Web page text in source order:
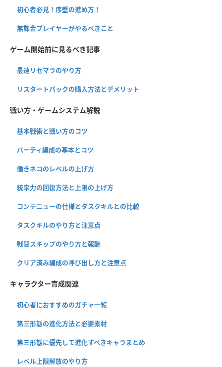
初心者必見！序盤の進め方！
無課金プレイヤーがやるべきこと
ゲーム開始前に見るべき記事
最速リセマラのやり方
リスタートパックの購入方法とデメリット
戦い方・ゲームシステム解説
基本戦術と戦い方のコツ
パーティ編成の基本とコツ
働きネコのレベルの上げ方
統率力の回復方法と上限の上げ方
コンテニューの仕様とタスクキルとの比較
タスクキルのやり方と注意点
戦闘スキップのやり方と報酬
クリア済み編成の呼び出し方と注意点
キャラクター育成関連
初心者におすすめのガチャ一覧
第三形態の進化方法と必要素材
第三形態に優先して進化すべきキャラまとめ
レベル上限解放のやり方